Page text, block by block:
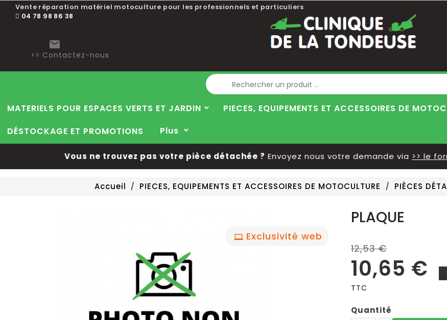
Vente réparation matériel motoculture pour les professionnels et particuliers
04 78 98 86 38

>> Contactez-nous
Blog
MATERIELS POUR ESPACES VERTS ET JARDIN PIECES, EQUIPEMENTS ET ACCESSOIRES DE
DÉSTOCKAGE ET PROMOTIONS
Plus
Vous ne trouvez pas votre pièce détachée ?Envoyez nous votre demande via >> le
Accueil PIECES, EQUIPEMENTS ET ACCESSOIRES DE MOTOCULTURE PIÈCES
Exclusivité web
PLAQUE
12,53 €
10,65 €
TTC
Quantité